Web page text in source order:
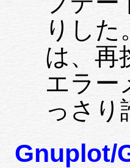
りし
は、再
エラー
っさり
Gnuplot/